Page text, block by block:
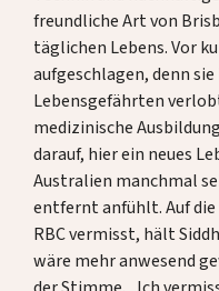
freundliche Art von
täglichen Lebens. Vor
aufgeschlagen, denn
Lebensgefährten
medizinische
darauf, hier ein neues
Australien manchmal
entfernt anfühlt. Auf die
RBC vermisst, hält
wäre mehr anwesend